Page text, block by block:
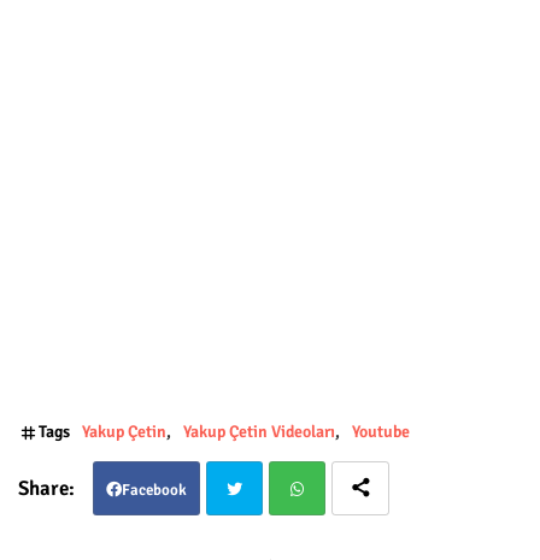
Tags Yakup Çetin Yakup Çetin Videoları Youtube
Facebook